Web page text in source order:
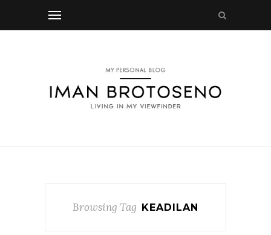
Browsing Tag KEADILAN